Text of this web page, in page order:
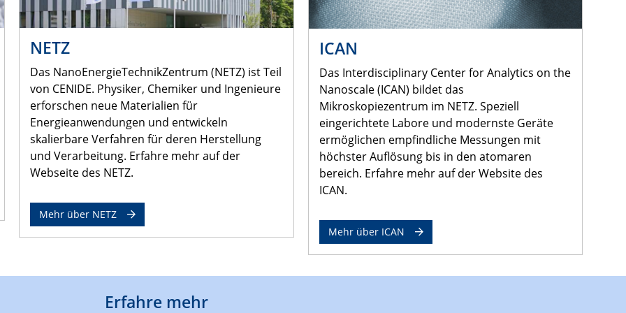
NETZ
Das NanoEnergieTechnikZentrum (NETZ) ist Teil
von CENIDE. Physiker, Chemiker und Ingenieure
erforschen neue Materialien für
Energieanwendungen und entwickeln
skalierbare Verfahren für deren Herstellung
und Verarbeitung. Erfahre mehr auf der
Webseite des NETZ.
Mehr über NETZ
ICAN
Das Interdisciplinary Center for Analytics on the
Nanoscale (ICAN) bildet das
Mikroskopiezentrum im NETZ. Speziell
eingerichtete Labore und modernste Geräte
ermöglichen empfindliche Messungen mit
höchster Auflösung bis in den atomaren
bereich. Erfahre mehr auf der Website des
ICAN.
Mehr über ICAN
Erfahre mehr